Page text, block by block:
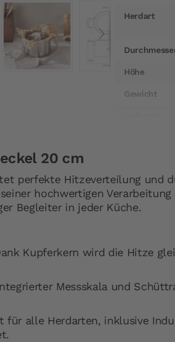
Herdart
Höhe
Gewicht
Hersteller-
Hersteller-
20 cm
perfekte Hitzeverteilung und
hochwertigen
Begleiter in jeder Küche.
Kupferkern wird die Hitze
Messskala und
für alle Herdarten, inklusive